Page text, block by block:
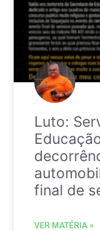
Luto:
final de
VER MATÉRIA »